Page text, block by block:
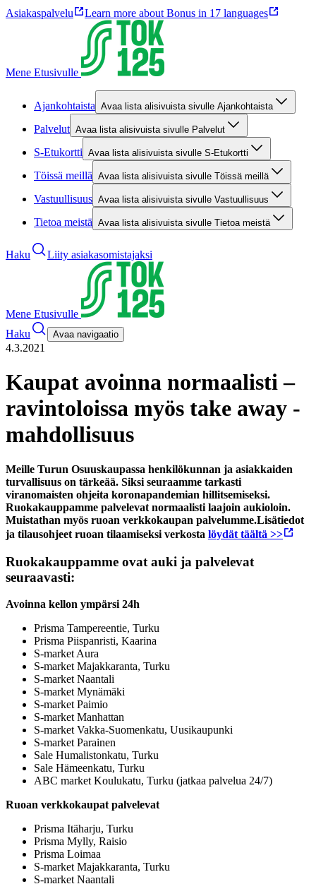
Asiakaspalvelu Learn more about Bonus in 17 languages
Mene Etusivulle
Ajankohtaista Avaa lista alisivuista sivulle Ajankohtaista
Palvelut Avaa lista alisivuista sivulle Palvelut
S-Etukortti Avaa lista alisivuista sivulle S-Etukortti
Töissä meillä Avaa lista alisivuista sivulle Töissä meillä
Vastuullisuus Avaa lista alisivuista sivulle Vastuullisuus
Tietoa meistä Avaa lista alisivuista sivulle Tietoa meistä
Haku Liity asiakasomistajaksi
Mene Etusivulle
Haku
Avaa navigaatio
4.3.2021
Kaupat avoinna normaalisti –
ravintoloissa myös take away -
mahdollisuus
Meille Turun Osuuskaupassa henkilökunnan ja asiakkaiden
turvallisuus on tärkeää. Siksi seuraamme tarkasti
viranomaisten ohjeita koronapandemian hillitsemiseksi.
Ruokakauppamme palvelevat normaalisti laajoin aukioloin.
Muistathan myös ruoan verkkokaupan palvelumme.Lisätiedot
ja tilausohjeet ruoan tilaamiseksi verkosta löydät täältä >>
Ruokakauppamme ovat auki ja palvelevat
seuraavasti:
Avoinna kellon ympärsi 24h
Prisma Tampereentie, Turku
Prisma Piispanristi, Kaarina
S-market Aura
S-market Majakkaranta, Turku
S-market Naantali
S-market Mynämäki
S-market Paimio
S-market Manhattan
S-market Vakka-Suomenkatu, Uusikaupunki
S-market Parainen
Sale Humalistonkatu, Turku
Sale Hämeenkatu, Turku
ABC market Koulukatu, Turku (jatkaa palvelua 24/7)
Ruoan verkkokaupat palvelevat
Prisma Itäharju, Turku
Prisma Mylly, Raisio
Prisma Loimaa
S-market Majakkaranta, Turku
S-market Naantali